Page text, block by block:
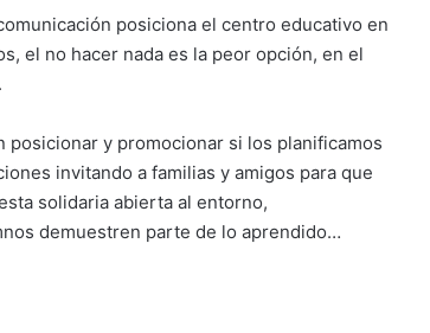
posiciona el centro educativo en
el no hacer nada es la peor opción, en el
y promocionar si los planificamos
invitando a familias y amigos para que
solidaria abierta al entorno,
demuestren parte de lo aprendido…